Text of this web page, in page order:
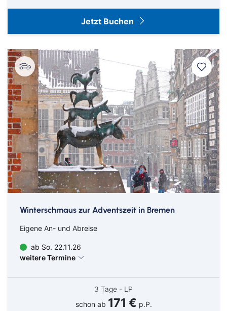
Jetzt Buchen
Winterschmaus zur Adventszeit in Bremen
Eigene An- und Abreise
ab So. 22.11.26
weitere Termine
3 Tage - LP
schon ab 171 € p.P.